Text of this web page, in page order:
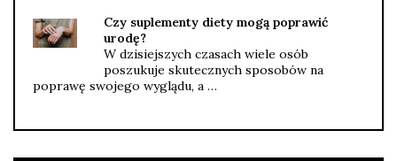
Czy suplementy diety mogą poprawić
urodę?
W dzisiejszych czasach wiele osób
poszukuje skutecznych sposobów na
poprawę swojego wyglądu, a …